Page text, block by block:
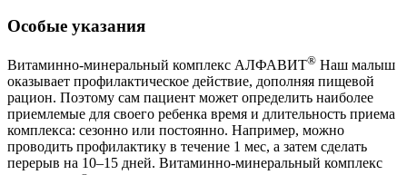
Особые указания
Витаминно-минеральный комплекс АЛФАВИТ® Наш малыш
оказывает профилактическое действие, дополняя пищевой
рацион. Поэтому сам пациент может определить наиболее
приемлемые для своего ребенка время и длительность приема
комплекса: сезонно или постоянно. Например, можно
проводить профилактику в течение 1 мес, а затем сделать
перерыв на 10–15 дней. Витаминно-минеральный комплекс